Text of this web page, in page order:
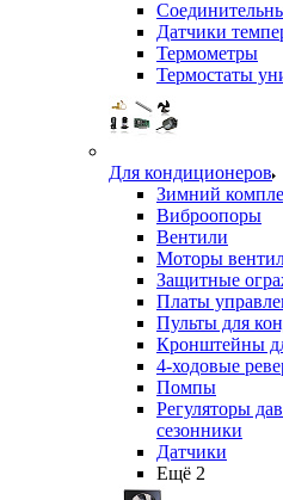
Датчики
Термометры
Термостаты
Для кондиционеров
Зимний
Виброопоры
Вентили
Моторы
Защитные
Платы
Пульты для
Кронштейны
4-ходовые
Помпы
Регуляторы
сезонники
Датчики
Ещё 2